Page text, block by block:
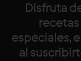
Disfruta
especiales,
al